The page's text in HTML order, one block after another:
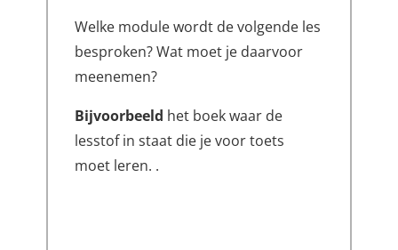
Welke module wordt de volgende les
besproken? Wat moet je daarvoor
meenemen?
Bijvoorbeeld het boek waar de
lesstof in staat die je voor toets
moet leren. .